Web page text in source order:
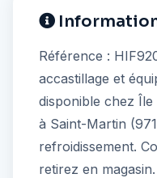
Référence :
accastillage et
disponible chez
à Saint-Martin
refroidissement.
retirez en magasin.